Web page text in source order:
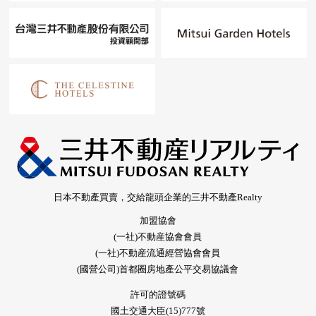
日本不動產買賣，交給龍頭企業的三井不動產Realty
加盟協會
(一社)不動産協會會員
(一社)不動産流通經營協會會員
(國營公司)首都圈房地產公平交易協議會
許可的證號碼
國土交通大臣(15)777號